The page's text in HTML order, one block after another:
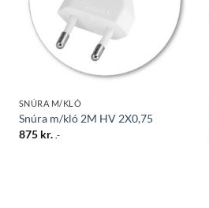
SNÚRA M/KLÓ
Snúra m/kló 2M HV 2X0,75
875 kr. .-